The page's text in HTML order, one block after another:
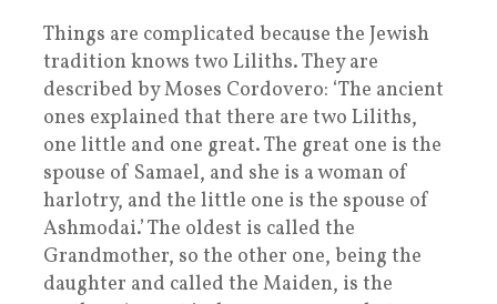
Things are complicated because the Jewish
tradition knows two Liliths. They are
described by Moses Cordovero: ‘The ancient
ones explained that there are two Liliths,
one little and one great. The great one is the
spouse of Samael, and she is a woman of
harlotry, and the little one is the spouse of
Ashmodai.’ The oldest is called the
Grandmother, so the other one, being the
daughter and called the Maiden, is the